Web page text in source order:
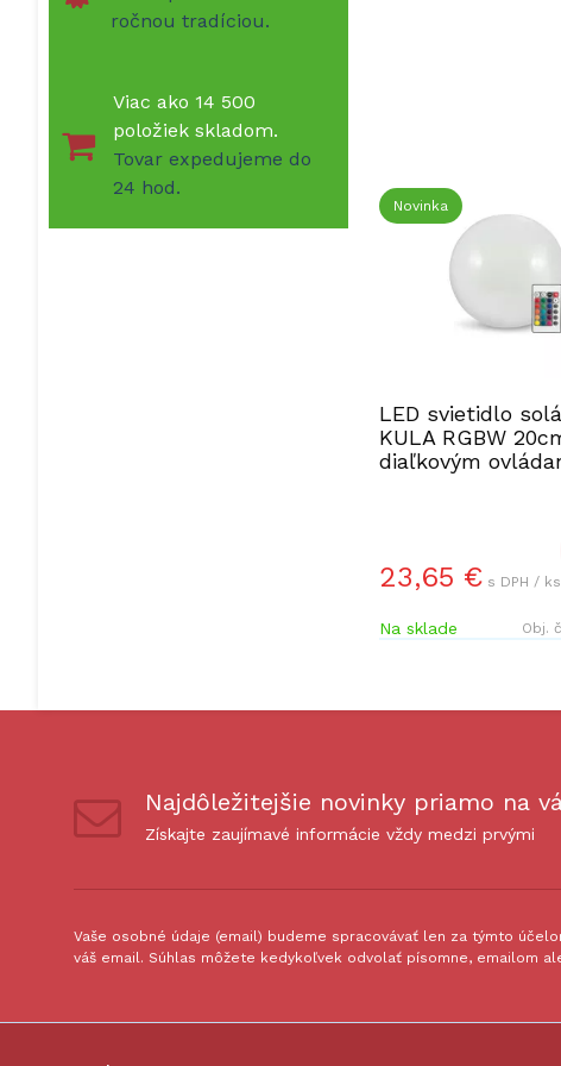
Novinka
LED svietidlo
KULA RGBW
diaľkovým
23,65 € s DPH / ks
Na sklade Obj.
ročnou tradíciou.
Viac ako 14 500
položiek skladom.
Tovar expedujeme do
24 hod.
Najdôležitejšie novinky priamo na
Získajte zaujímavé informácie vždy medzi prvými
Vaše osobné údaje (email) budeme spracovávať len za týmto
váš email. Súhlas môžete kedykoľvek odvolať písomne, emailom